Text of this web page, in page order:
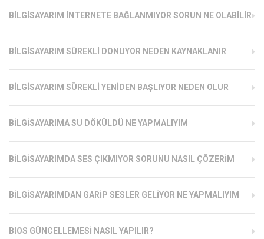
BILGISAYARIM İNTERNETE BAĞLANMIYOR SORUN NE OLABILIR
BILGISAYARIM SÜREKLI DONUYOR NEDEN KAYNAKLANIR
BILGISAYARIM SÜREKLI YENIDEN BAŞLIYOR NEDEN OLUR
BILGISAYARIMA SU DÖKÜLDÜ NE YAPMALIYIM
BILGISAYARIMDA SES ÇIKMIYOR SORUNU NASIL ÇÖZERIM
BILGISAYARIMDAN GARIP SESLER GELIYOR NE YAPMALIYIM
BIOS GÜNCELLEMESI NASIL YAPILIR?